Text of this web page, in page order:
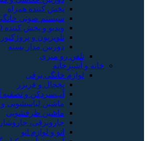
پخش کننده همراه
سیستم صوتی
ویدیو و پخش کننده DVD
تلویزیون و پروژکتور
دوربین مدار بسته
تلفن رو میزی
خانه و آشپزخانه
لوازم خانگی برقی
یخچال و فریزر
آب‌سردکن و تصفیه
ماشین لباسشویی
ماشین ظرفشویی
جاروبرقی،
اتو و لوازم اتو